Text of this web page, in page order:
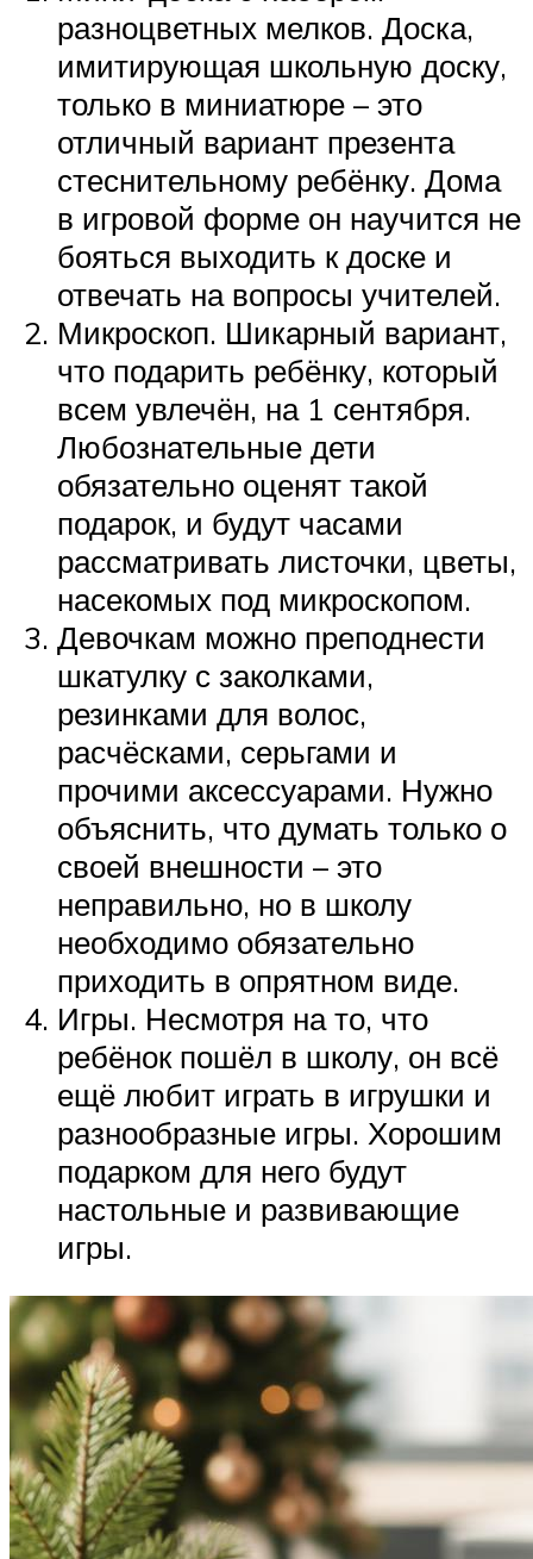
разноцветных мелков. Доска,
имитирующая школьную доску,
только в миниатюре – это
отличный вариант презента
стеснительному ребёнку. Дома
в игровой форме он научится не
бояться выходить к доске и
отвечать на вопросы учителей.
Микроскоп. Шикарный вариант,
что подарить ребёнку, который
всем увлечён, на 1 сентября.
Любознательные дети
обязательно оценят такой
подарок, и будут часами
рассматривать листочки, цветы,
насекомых под микроскопом.
Девочкам можно преподнести
шкатулку с заколками,
резинками для волос,
расчёсками, серьгами и
прочими аксессуарами. Нужно
объяснить, что думать только о
своей внешности – это
неправильно, но в школу
необходимо обязательно
приходить в опрятном виде.
Игры. Несмотря на то, что
ребёнок пошёл в школу, он всё
ещё любит играть в игрушки и
разнообразные игры. Хорошим
подарком для него будут
настольные и развивающие
игры.